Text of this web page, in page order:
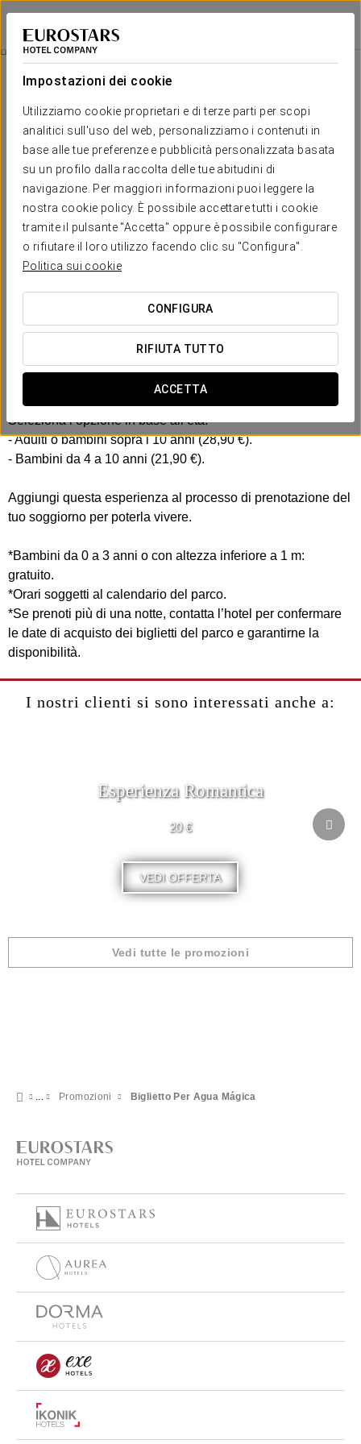
Impostazioni dei cookie
Utilizziamo cookie proprietari e di terze parti per scopi
analitici sull'uso del web, personalizziamo i contenuti in
base alle tue preferenze e pubblicità personalizzata basata
su un profilo dalla raccolta delle tue abitudini di
navigazione. Per maggiori informazioni puoi leggere la
nostra cookie policy. È possibile accettare tutti i cookie
tramite il pulsante "Accetta" oppure è possibile configurare
o rifiutare il loro utilizzo facendo clic su "Configura".
Politica sui cookie
CONFIGURA
RIFIUTA TUTTO
ACCETTA
Exe Gran Hotel Solúcar
SIVIGLIA
Biglietto Per Agua Mágica
Da 21,90 €
Biglietto per Agua Mágica
Goditi una splendida giornata al parco tematico Agua
Mágica.
Include:
- Ingresso di 1 giorno intero al parco tematico Agua Mágica.
Seleziona l’opzione in base all’età:
- Adulti o bambini sopra i 10 anni (28,90 €).
- Bambini da 4 a 10 anni (21,90 €).
Aggiungi questa esperienza al processo di prenotazione del
tuo soggiorno per poterla vivere.
*Bambini da 0 a 3 anni o con altezza inferiore a 1 m:
gratuito.
*Orari soggetti al calendario del parco.
*Se prenoti più di una notte, contatta l’hotel per confermare
le date di acquisto dei biglietti del parco e garantirne la
disponibilità.
I nostri clienti si sono interessati anche a:
Esperienza Romantica
20 €
VEDI OFFERTA
Vedi tutte le promozioni
Promozioni Biglietto Per Agua Mágica